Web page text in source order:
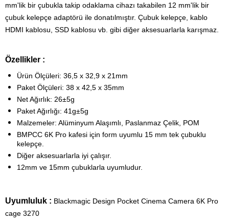
mm'lik bir çubukla takip odaklama cihazı takabilen 12 mm'lik bir
çubuk kelepçe adaptörü ile donatılmıştır. Çubuk kelepçe, kablo
HDMI kablosu, SSD kablosu vb. gibi diğer aksesuarlarla karışmaz.
Özellikler :
Ürün Ölçüleri: 36,5 x 32,9 x 21mm
Paket Ölçüleri: 38 x 42,5 x 35mm
Net Ağırlık: 26±5g
Paket Ağırlığı: 41g±5g
Malzemeler: Alüminyum Alaşımlı, Paslanmaz Çelik, POM
BMPCC 6K Pro kafesi için form uyumlu 15 mm tek çubuklu
kelepçe.
Diğer aksesuarlarla iyi çalışır.
12mm ve 15mm çubuklarla uyumludur.
Uyumluluk : Blackmagic Design Pocket Cinema Camera 6K Pro
cage 3270